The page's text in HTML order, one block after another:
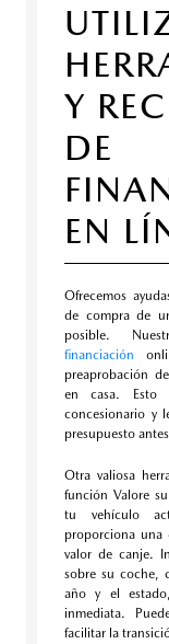
Y
DE
EN
Ofrecemos
de compra de
posible.
financiación
preaprobación
en casa. Esto
concesionario y
presupuesto
Otra valiosa
función Valore
tu vehículo
proporciona una
valor de canje.
sobre su coche,
año y el
inmediata.
facilitar la